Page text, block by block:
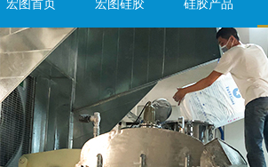
宏图首页 宏图硅胶 硅胶产品
半透明模具硅胶